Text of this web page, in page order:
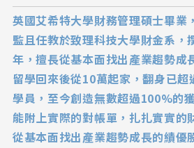
英國艾希特大學財務管理碩士畢業
監且任教於致理科技大學財金系，
年，擅長從基本面找出產業趨勢成
留學回來後從10萬起家，翻身已超
學員，至今創造無數超過100%的
能附上實際的對帳單，扎扎實實的
從基本面找出產業趨勢成長的績優